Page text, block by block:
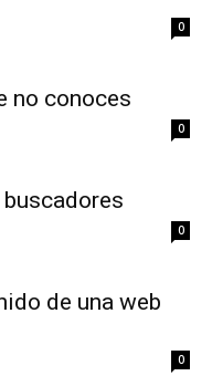
0
no conoces
0
0
de una web
0